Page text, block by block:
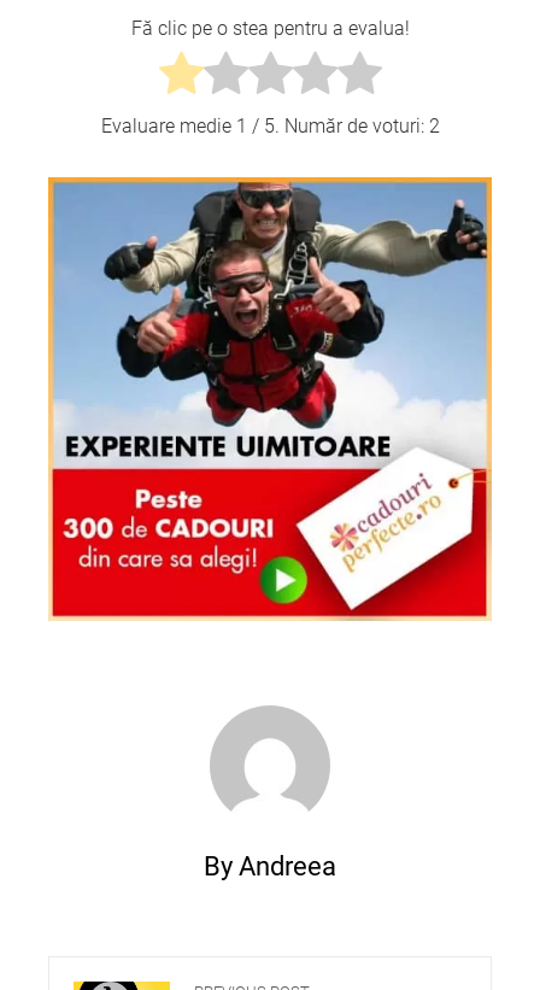
Fă clic pe o stea pentru a evalua!
Evaluare medie 1 / 5. Număr de voturi: 2
By Andreea